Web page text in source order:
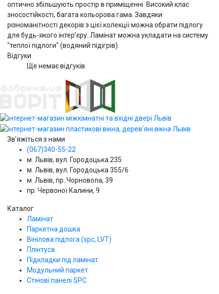
оптично збільшують простір в приміщенні. Високий клас
зносостійкості, багата кольорова гама. Завдяки
різноманітності декорів з цієї колекції можна обрати підлогу
для будь-якого інтер’єру. Ламінат можна укладати на систему
"теплої підлоги" (водяний підігрів).
Відгуки
Ще немає відгуків
Зв'яжіться з нами
(067)340-55-22
м. Львів, вул. Городоцька 235
м. Львів, вул. Городоцька 355/6
м. Львів, пр. Чорновола, 39
пр. Червоної Калини, 9
Каталог
Ламінат
Паркетна дошка
Вінілова підлога (spc, LVT)
Плінтуса
Підкладки під ламінат
Модульний паркет
Стінові панелі SPС